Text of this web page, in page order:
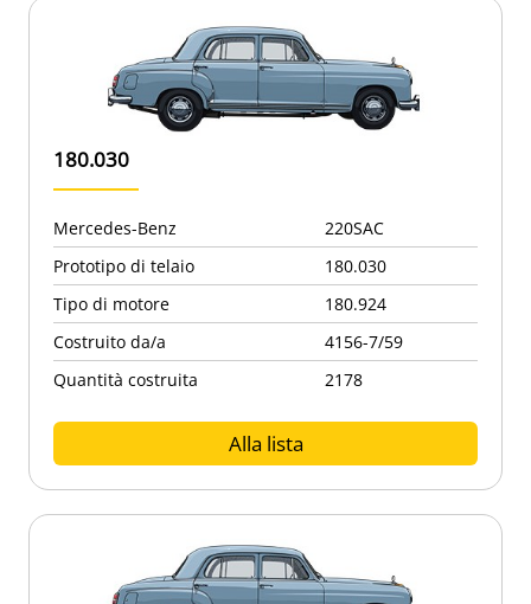
180.030
Mercedes-Benz
220SAC
Prototipo di telaio
180.030
Tipo di motore
180.924
Costruito da/a
4156-7/59
Quantità costruita
2178
Alla lista